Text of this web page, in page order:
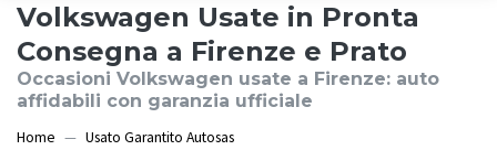
Volkswagen Usate in Pronta
Consegna a Firenze e Prato
Occasioni Volkswagen usate a Firenze: auto
affidabili con garanzia ufficiale
Home
Usato Garantito Autosas